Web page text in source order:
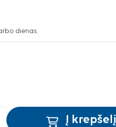
dienas.
Į krepšelį